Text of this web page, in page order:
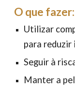
O que fazer:
Utilizar
para reduzir
Seguir à
Manter a